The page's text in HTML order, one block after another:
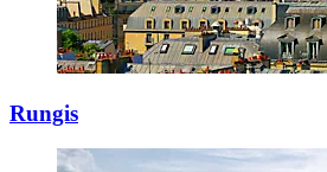
Rungis